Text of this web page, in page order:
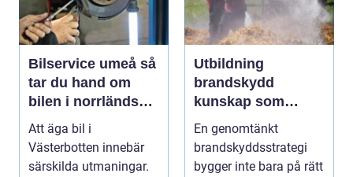
Bilservice umeå så
tar du hand om
bilen i norrländskt
klimat
Att äga bil i
Västerbotten innebär
särskilda utmaningar.
Utbildning
brandskydd
kunskap som
räddar liv och
skyddar
verksamheter
En genomtänkt
brandskyddsstrategi
bygger inte bara på rätt